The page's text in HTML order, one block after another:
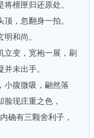
檀匣归还原处。
，忽翻身一拍。
和尚。
变，宽袍一展，刷
未出手。
腹微吸，翩然落
现庄重之色，
确有三颗舍利子，